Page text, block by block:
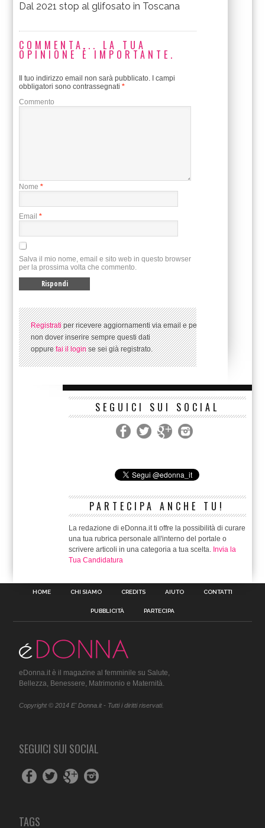
Dal 2021 stop al glifosato in Toscana
COMMENTA... LA TUA
OPINIONE È IMPORTANTE.
Il tuo indirizzo email non sarà pubblicato. I campi
obbligatori sono contrassegnati*
Commento
Nome *
Email *
Salva il mio nome, email e sito web in questo browser
per la prossima volta che commento.
Registratiper ricevere aggiornamenti via email e per
non dover inserire sempre questi dati
oppurefai il loginse sei già registrato.
SEGUICI SUI SOCIAL
PARTECIPA ANCHE TU!
La redazione di eDonna.it ti offre la possibilità di curare
una tua rubrica personale all'interno del portale o
scrivere articoli in una categoria a tua scelta. Invia la
Tua Candidatura
HOME CHI SIAMO CREDITS AIUTO CONTATTI
PUBBLICITÀ PARTECIPA
eDonna.it è il magazine al femminile su Salute,
Bellezza, Benessere, Matrimonio e Maternità.
Copyright © 2014 E' Donna.it - Tutti i diritti riservati.
SEGUICI SUI SOCIAL
TAGS